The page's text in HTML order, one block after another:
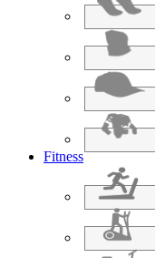
Fitness